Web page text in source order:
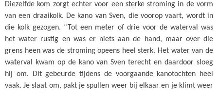
Diezelfde kom zorgt echter voor een sterke stroming in de vorm
van een draaikolk. De kano van Sven, die voorop vaart, wordt in
die kolk gezogen. “Tot een meter of drie voor de waterval was
het water rustig en was er niets aan de hand, maar over die
grens heen was de stroming opeens heel sterk. Het water van de
waterval kwam op de kano van Sven terecht en daardoor sloeg
hij om. Dit gebeurde tijdens de voorgaande kanotochten heel
vaak. Je slaat om, pakt je spullen weer bij elkaar en je klimt weer